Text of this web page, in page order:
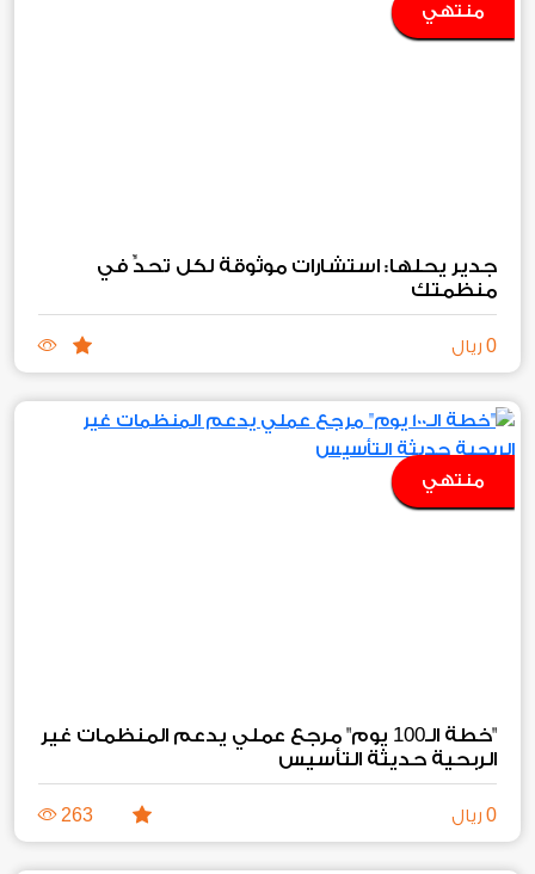
منتهي
جدير يحلها: استشارات موثوقة لكل تحدٍّ في
منظمتك
0 ريال
منتهي
"خطة الـ100
يوم" مرجع عملي يدعم المنظمات غير
الربحية حديثة التأسيس
0 ريال 263